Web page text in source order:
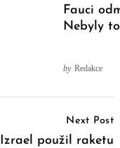
Fauci
Nebyly
by Redakce
Next Post
Izrael použil raketu